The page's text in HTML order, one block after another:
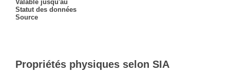
Valable jusqu'au
Statut des données
Source
Propriétés physiques selon SIA